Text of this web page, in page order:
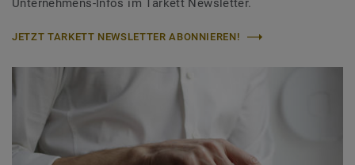
Unternehmens-Infos im Tarkett Newsletter.
JETZT TARKETT NEWSLETTER ABONNIEREN!